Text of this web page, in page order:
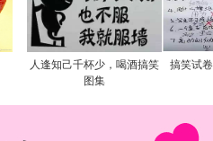
人逢知己千杯少，喝酒搞笑
图集
搞笑试